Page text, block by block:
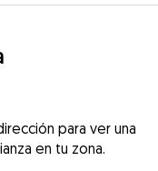
para ver una
en tu zona.